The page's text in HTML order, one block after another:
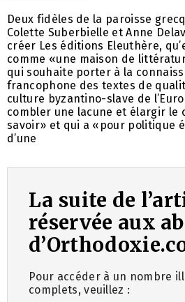
Deux fidèles de la paroisse
Colette Suberbielle et Anne
créer Les éditions Eleuthère,
comme «une maison de
qui souhaite porter à la
francophone des textes de
culture byzantino-slave de
combler une lacune et élargir le
savoir» et qui a «pour politique
d’une
La suite de
réservée aux
Pour accéder à un nombre
complets, veuillez :